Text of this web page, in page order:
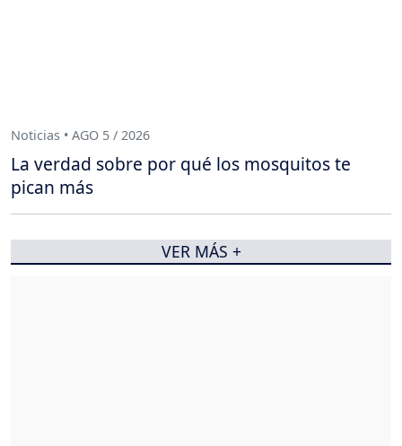
Noticias • AGO 5 / 2026
La verdad sobre por qué los mosquitos te
pican más
VER MÁS +